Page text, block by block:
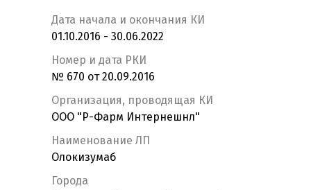
Дата начала и окончания КИ
01.10.2016 - 30.06.2022
Номер и дата РКИ
№ 670 от 20.09.2016
Организация, проводящая КИ
ООО "Р-Фарм Интернешнл"
Наименование ЛП
Олокизумаб
Города